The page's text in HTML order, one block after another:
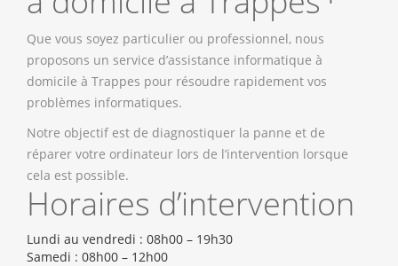
Que vous soyez particulier ou professionnel, nous
proposons un service d’assistance informatique à
domicile à Trappes pour résoudre rapidement vos
problèmes informatiques.
Notre objectif est de diagnostiquer la panne et de
réparer votre ordinateur lors de l’intervention lorsque
cela est possible.
Horaires d’intervention
Lundi au vendredi : 08h00 – 19h30
Samedi : 08h00 – 12h00